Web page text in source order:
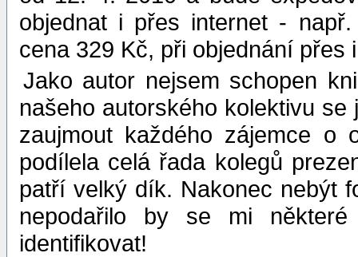
objednat i přes internet -
cena 329 Kč, při objednání
Jako autor nejsem schopen
našeho autorského kolektivu
zaujmout každého zájemce o
podílela celá řada kolegů
patří velký dík. Nakonec nebýt
nepodařilo by se mi
identifikovat!